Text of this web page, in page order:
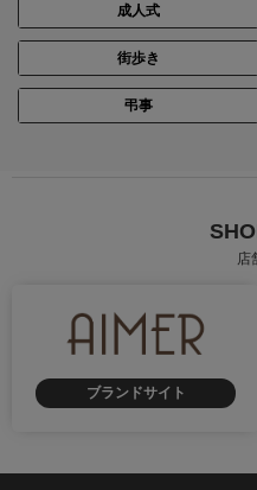
成人式
街歩き
弔事
店
ブランドサイト